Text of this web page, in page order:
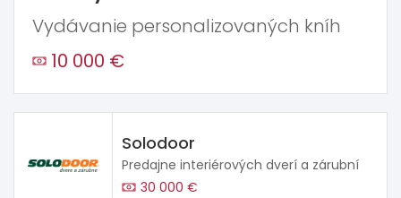
Vydávanie personalizovaných kníh
10 000 €
Solodoor
Predajne interiérových dverí a zárubní
30 000 €